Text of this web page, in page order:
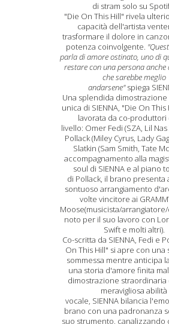
di stram solo su
"Die On This Hill" rivela
capacità dell'artista
trasformare il dolore in
potenza coinvolgente.
parla di amore ostinato, uno di
restare con una persona anche
che sarebbe meglio
andarsene"spiega
Una splendida
unica di SIENNA, "Die On This
lavorata da co-produttori
livello: Omer Fedi (SZA, Lil
Pollack (Miley Cyrus, Lady
Slatkin (Sam Smith, Tate
accompagnamento alla
soul di SIENNA e al piano
di Pollack, il brano presenta
sontuoso arrangiamento
volte vincitore ai
Moose(musicista/
noto per il suo lavoro con
Swift e molti altri).
Co-scritta da SIENNA, Fedi e
On This Hill" si apre con una
sommessa mentre anticipa
una storia d'amore finita
dimostrazione straordinaria
meravigliosa abilità
vocale, SIENNA bilancia
brano con una padronanza
suo strumento, canalizzando